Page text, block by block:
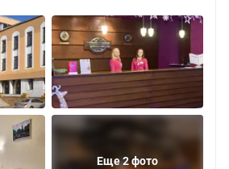
Еще 2 фото